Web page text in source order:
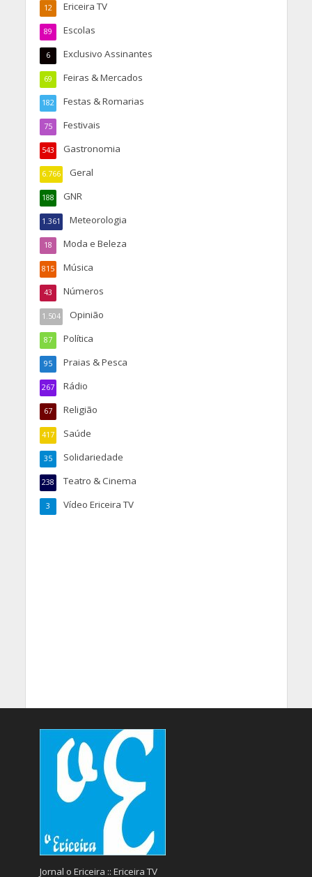
Ericeira TV
12
Escolas
89
Exclusivo Assinantes
6
Feiras & Mercados
69
Festas & Romarias
182
Festivais
75
Gastronomia
543
Geral
6.766
GNR
188
Meteorologia
1.361
Moda e Beleza
18
Música
815
Números
43
Opinião
1.504
Política
87
Praias & Pesca
95
Rádio
267
Religião
67
Saúde
417
Solidariedade
35
Teatro & Cinema
238
Vídeo Ericeira TV
3
Jornal o Ericeira :: Ericeira TV